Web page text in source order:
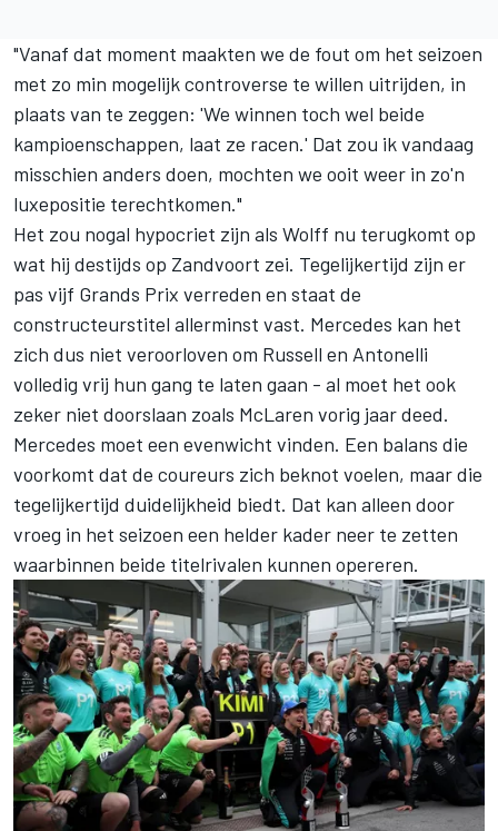
"Vanaf dat moment maakten we de fout om het seizoen
met zo min mogelijk controverse te willen uitrijden, in
plaats van te zeggen: 'We winnen toch wel beide
kampioenschappen, laat ze racen.' Dat zou ik vandaag
misschien anders doen, mochten we ooit weer in zo'n
luxepositie terechtkomen."
Het zou nogal hypocriet zijn als Wolff nu terugkomt op
wat hij destijds op Zandvoort zei. Tegelijkertijd zijn er
pas vijf Grands Prix verreden en staat de
constructeurstitel allerminst vast. Mercedes kan het
zich dus niet veroorloven om Russell en Antonelli
volledig vrij hun gang te laten gaan - al moet het ook
zeker niet doorslaan zoals McLaren vorig jaar deed.
Mercedes moet een evenwicht vinden. Een balans die
voorkomt dat de coureurs zich beknot voelen, maar die
tegelijkertijd duidelijkheid biedt. Dat kan alleen door
vroeg in het seizoen een helder kader neer te zetten
waarbinnen beide titelrivalen kunnen opereren.